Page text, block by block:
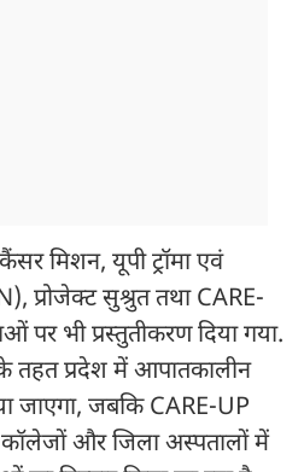
मिशन, यूपी ट्रॉमा एवं
प्रोजेक्ट सुश्रुत तथा CARE-
पर भी प्रस्तुतीकरण दिया गया.
तहत प्रदेश में आपातकालीन
जाएगा, जबकि CARE-UP
और जिला अस्पतालों में